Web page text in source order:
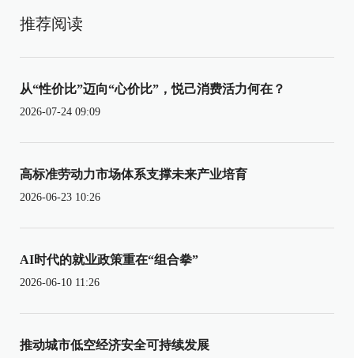
推荐阅读
从“性价比”迈向“心价比”，悦己消费活力何在？
2026-07-24 09:09
高标准劳动力市场体系支撑未来产业培育
2026-06-23 10:26
AI时代的就业政策重在“组合拳”
2026-06-10 11:26
推动城市低空经济安全可持续发展